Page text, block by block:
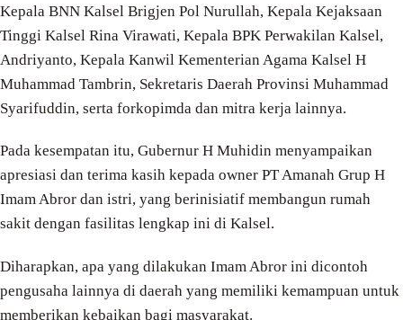
Kepala BNN Kalsel Brigjen Pol Nurullah, Kepala Kejaksaan
Tinggi Kalsel Rina Virawati, Kepala BPK Perwakilan Kalsel,
Andriyanto, Kepala Kanwil Kementerian Agama Kalsel H
Muhammad Tambrin, Sekretaris Daerah Provinsi Muhammad
Syarifuddin, serta forkopimda dan mitra kerja lainnya.
Pada kesempatan itu, Gubernur H Muhidin menyampaikan
apresiasi dan terima kasih kepada owner PT Amanah Grup H
Imam Abror dan istri, yang berinisiatif membangun rumah
sakit dengan fasilitas lengkap ini di Kalsel.
Diharapkan, apa yang dilakukan Imam Abror ini dicontoh
pengusaha lainnya di daerah yang memiliki kemampuan untuk
memberikan kebaikan bagi masyarakat.